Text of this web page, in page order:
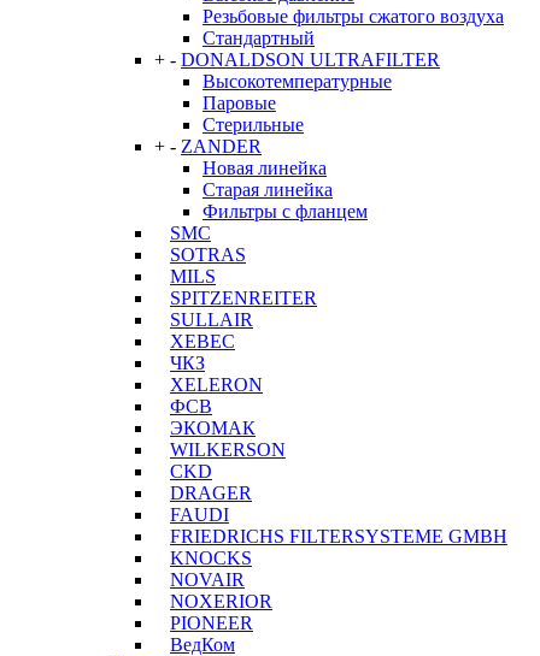
Резьбовые фильтры сжатого воздуха
Стандартный
+ - DONALDSON ULTRAFILTER
Высокотемпературные
Паровые
Стерильные
+ - ZANDER
Новая линейка
Старая линейка
Фильтры с фланцем
SMC
SOTRAS
MILS
SPITZENREITER
SULLAIR
XEBEC
ЧКЗ
XELERON
ФСВ
ЭКОМАК
WILKERSON
CKD
DRAGER
FAUDI
FRIEDRICHS FILTERSYSTEME GMBH
KNOCKS
NOVAIR
NOXERIOR
PIONEER
ВедКом